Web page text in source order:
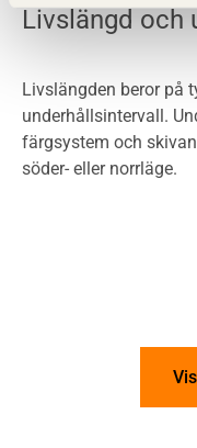
Livslängd och
Livslängden beror på
underhållsintervall.
färgsystem och
söder- eller norrläge.